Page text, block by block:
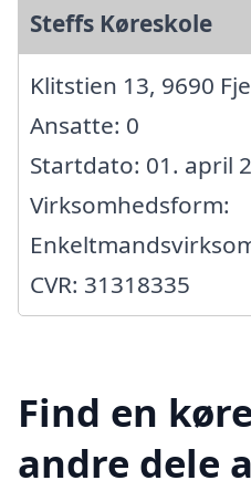
Steffs Køreskole
Klitstien 13, 9690
Ansatte: 0
Startdato: 01. april
Virksomhedsform:
CVR: 31318335
Find en
andre dele